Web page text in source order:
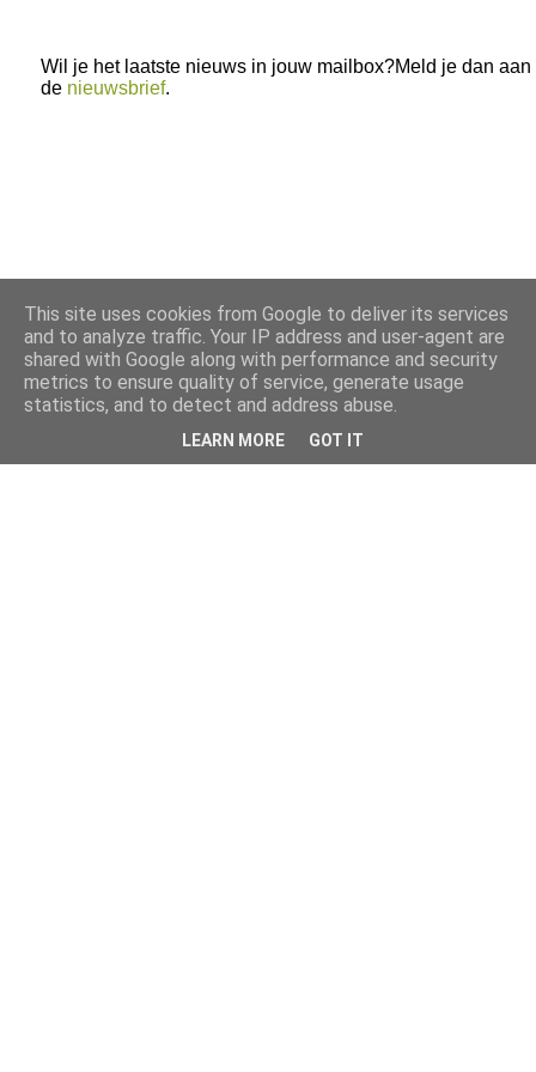
Wil je het laatste nieuws in jouw mailbox?Meld je dan aan
de nieuwsbrief.
This site uses cookies from Google to deliver its services
and to analyze traffic. Your IP address and user-agent are
shared with Google along with performance and security
metrics to ensure quality of service, generate usage
statistics, and to detect and address abuse.
LEARN MORE GOT IT